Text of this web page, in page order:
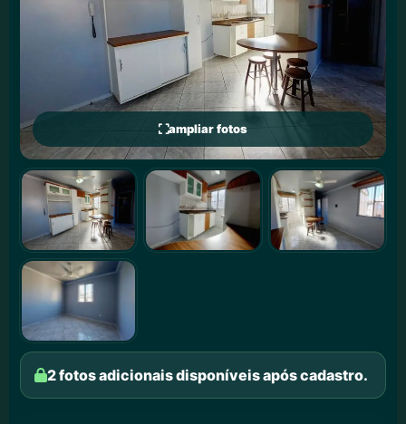
ampliar fotos
2 fotos adicionais disponíveis após cadastro.